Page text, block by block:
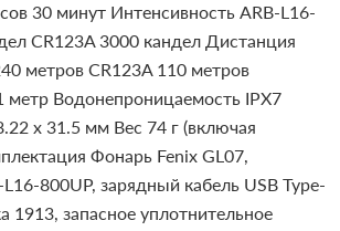
30 минут Интенсивность ARB-L16-
CR123A 3000 кандел Дистанция
метров CR123A 110 метров
метр Водонепроницаемость IPX7
x 31.5 мм Вес 74 г (включая
Фонарь Fenix GL07,
800UP, зарядный кабель USB Type-
1913, запасное уплотнительное